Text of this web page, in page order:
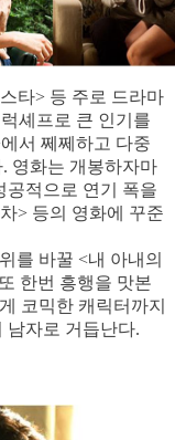
타> 등 주로 드라마
셰프로 큰 인기를
서 쩨쩨하고 다중
영화는 개봉하자마
공적으로 연기 폭을
> 등의 영화에 꾸준
를 바꿀 <내 아내의
한번 흥행을 맛본
코믹한 캐릭터까지
남자로 거듭난다.